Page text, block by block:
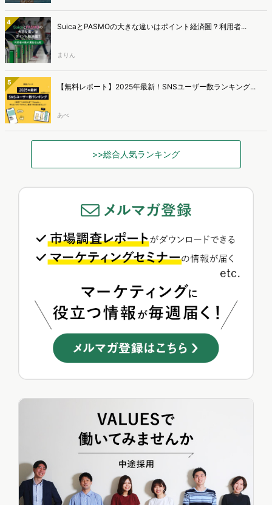
4 SuicaとPASMOの大きな違いはポイント経済圏？利用者...
まりん
5 【無料レポート】2025年最新！SNSユーザー数ランキング...
あべ
>>総合人気ランキング